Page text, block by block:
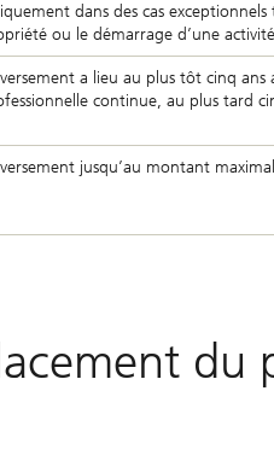
dans des cas
ou le démarrage d’une
a lieu au plus tôt cinq ans
continue, au plus tard
versement jusqu’au montant
du